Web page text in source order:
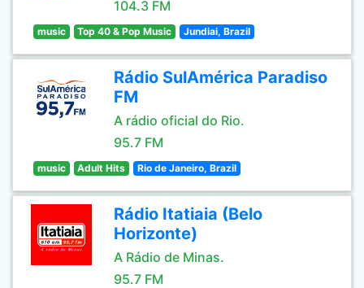
104.3 FM
music Top 40 & Pop Music Jundiai, Brazil
Rádio SulAmérica Paradiso
FM
A rádio oficial do Rio.
95.7 FM
music Adult Hits Rio de Janeiro, Brazil
Rádio Itatiaia (Belo
Horizonte)
A Rádio de Minas.
95.7 FM